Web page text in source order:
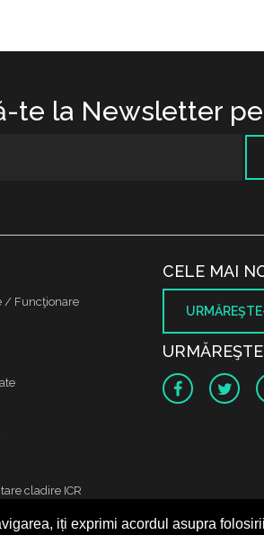
iți exprimi acordul asupra
te la Newsletter
/ Funcţionare
cladire ICR
CELE MAI